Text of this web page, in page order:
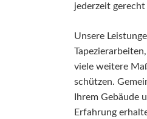
jederzeit
Unsere
viele weitere
schützen.
Ihrem Gebäude
Erfahrung